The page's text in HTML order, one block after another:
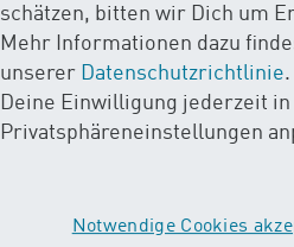
schätzen, bitten wir Dich um
Mehr Informationen dazu
unserer Datenschutzrichtlinie
Deine Einwilligung jederzeit in
Privatsphäreneinstellungen
Notwendige Cookies
MAXIS
AB 15
Im MAXIS-Kurs stehen
und Spass im